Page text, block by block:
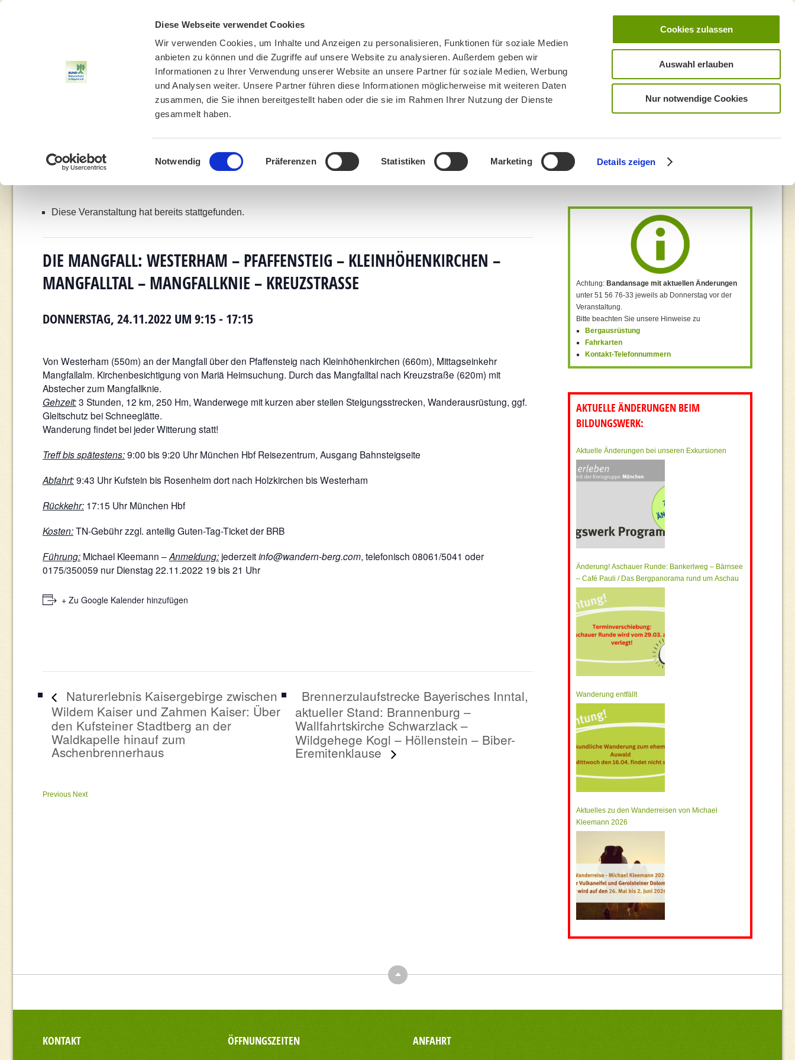
Diese Webseite verwendet Cookies
Wir verwenden Cookies, um Inhalte und Anzeigen zu personalisieren, Funktionen für soziale Medien
anbieten zu können und die Zugriffe auf unsere Website zu analysieren. Außerdem geben wir
Informationen zu Ihrer Verwendung unserer Website an unsere Partner für soziale Medien, Werbung
und Analysen weiter. Unsere Partner führen diese Informationen möglicherweise mit weiteren Daten
zusammen, die Sie ihnen bereitgestellt haben oder die sie im Rahmen Ihrer Nutzung der Dienste
gesammelt haben.
Einwilligungsauswahl
Notwendig Präferenzen Statistiken Marketing Details zeigen
Cookies zulassen
Auswahl erlauben
Nur notwendige Cookies
UMWELTBILDUNG UMWELTBERATUNG BN MÜNCHEN MITMACHEN SPENDEN
You are here: Home Veranstaltungen » Die Mangfall: Westerham – Pfaffensteig – Kleinhöhenkirchen – Mangfalltal – Mangfallknie – Kreuzstraße
Diese Veranstaltung hat bereits stattgefunden.
DIE MANGFALL: WESTERHAM – PFAFFENSTEIG – KLEINHÖHENKIRCHEN –
MANGFALLTAL – MANGFALLKNIE – KREUZSTRASSE
DONNERSTAG, 24.11.2022 UM 9:15- 17:15
Von Westerham (550m) an der Mangfall über den Pfaffensteig nach Kleinhöhenkirchen (660m), Mittagseinkehr
Mangfallalm. Kirchenbesichtigung von Mariä Heimsuchung. Durch das Mangfalltal nach Kreuzstraße (620m) mit
Abstecher zum Mangfallknie.
Gehzeit:3 Stunden, 12 km, 250 Hm, Wanderwege mit kurzen aber steilen Steigungsstrecken, Wanderausrüstung, ggf.
Gleitschutz bei Schneeglätte.
Wanderung findet bei jeder Witterung statt!
Treff bis spätestens:9:00 bis 9:20 Uhr München Hbf Reisezentrum, Ausgang Bahnsteigseite
Abfahrt:9:43 Uhr Kufstein bis Rosenheim dort nach Holzkirchen bis Westerham
Rückkehr: 17:15 Uhr München Hbf
Kosten:TN-Gebühr zzgl. anteilig Guten-Tag-Ticket der BRB
Führung: Michael Kleemann –Anmeldung: jederzeitinfo@wandern-berg.com, telefonisch 08061/5041 oder
0175/350059 nur Dienstag 22.11.2022 19 bis 21 Uhr
+ Zu Google Kalender hinzufügen
Naturerlebnis Kaisergebirge zwischen
Wildem Kaiser und Zahmen Kaiser: Über
den Kufsteiner Stadtberg an der
Waldkapelle hinauf zum
Aschenbrennerhaus
Brennerzulaufstrecke Bayerisches Inntal,
aktueller Stand: Brannenburg –
Wallfahrtskirche Schwarzlack –
Wildgehege Kogl – Höllenstein – Biber-
Eremitenklause
Previous Next
Achtung: Bandansage mit aktuellen Änderungen
unter 51 56 76-33 jeweils ab Donnerstag vor der
Veranstaltung.
Bitte beachten Sie unsere Hinweise zu
Bergausrüstung
Fahrkarten
Kontakt-Telefonnummern
AKTUELLE ÄNDERUNGEN BEIM
BILDUNGSWERK:
Aktuelle Änderungen bei unseren Exkursionen
Änderung! Aschauer Runde: Bankerlweg – Bärnsee
– Café Pauli / Das Bergpanorama rund um Aschau
Wanderung entfällt
Aktuelles zu den Wanderreisen von Michael
Kleemann 2026
Top
KONTAKT ÖFFNUNGSZEITEN ANFAHRT